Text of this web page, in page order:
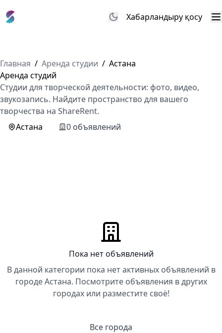
Хабарландыру қосу
Главная / Аренда студии / Астана
Аренда студий
Студии для творческой деятельности: фото, видео,
звукозапись. Найдите пространство для вашего
творчества на ShareRent.
Астана
0 объявлений
Пока нет объявлений
В данной категории пока нет активных объявлений в
городе Астана. Посмотрите объявления в других
городах или разместите своё!
Все города